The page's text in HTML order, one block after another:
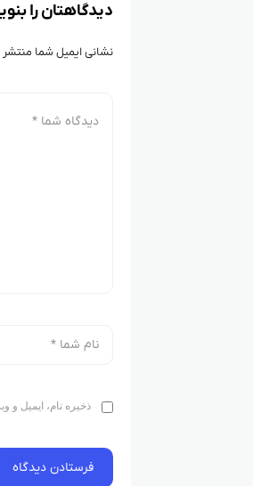
دیدگاهتان را
نشانی ایمیل شما
ذخیره نام، ایمیل و